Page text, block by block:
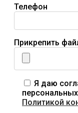
Телефон
Прикрепить
Я даю
Политикой